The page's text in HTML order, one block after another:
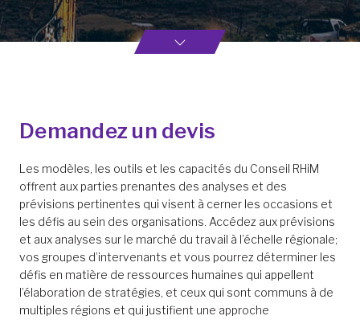
Demandez un devis
Les modèles, les outils et les capacités du Conseil RHiM
offrent aux parties prenantes des analyses et des
prévisions pertinentes qui visent à cerner les occasions et
les défis au sein des organisations. Accédez aux prévisions
et aux analyses sur le marché du travail à l’échelle régionale;
vos groupes d’intervenants et vous pourrez déterminer les
défis en matière de ressources humaines qui appellent
l’élaboration de stratégies, et ceux qui sont communs à de
multiples régions et qui justifient une approche